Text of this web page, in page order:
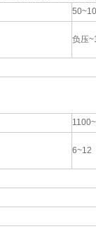
负压
6~12